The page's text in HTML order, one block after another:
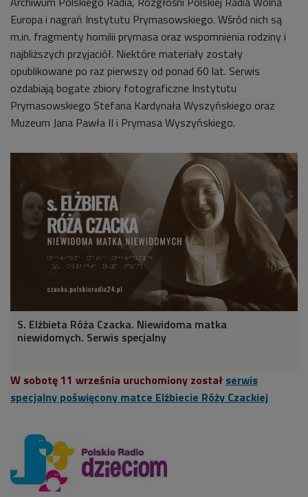
Europa i nagrań Instytutu Prymasowskiego. Wśród nich są
m.in. fragmenty homilii prymasa oraz wspomnienia rodziny i
najbliższych przyjaciół. Niektóre materiały zostały
opublikowane po raz pierwszy od ponad 60 lat. Serwis
ozdabiają bogate zbiory fotograficzne Instytutu
Prymasowskiego Stefana Kardynała Wyszyńskiego oraz
Muzeum Jana Pawła II i Prymasa Wyszyńskiego.
S. Elżbieta Róża Czacka. Niewidoma matka
niewidomych. Serwis specjalny
W sobotę 11 września uruchomiony został serwis
specjalny poświęcony matce Elżbiecie Róży Czackiej